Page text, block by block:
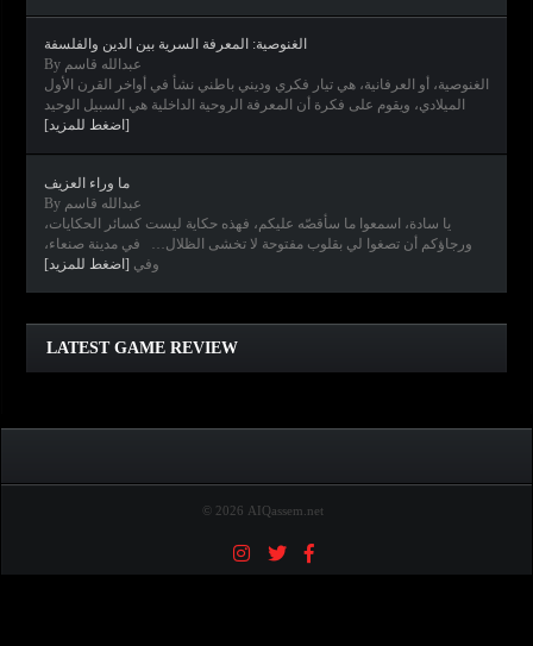
الغنوصية: المعرفة السرية بين الدين والفلسفة
By عبدالله قاسم
الغنوصية، أو العرفانية، هي تيار فكري وديني باطني نشأ في أواخر القرن الأول
الميلادي، ويقوم على فكرة أن المعرفة الروحية الداخلية هي السبيل الوحيد
[اضغط للمزيد]
ما وراء العزيف
By عبدالله قاسم
يا سادة، اسمعوا ما سأقصّه عليكم، فهذه حكاية ليست كسائر الحكايات،
ورجاؤكم أن تصغوا لي بقلوب مفتوحة لا تخشى الظلال… في مدينة صنعاء،
وفي [اضغط للمزيد]
LATEST GAME REVIEW
Clair Obscur: Expedition 33
Diablo IV
Elden Ring
Horizon Forbidden West
© 2026 AIQassem.net